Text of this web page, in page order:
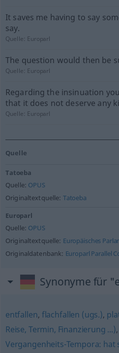
It saves me having to say
say.
Quelle: Europarl
The question would then be
Quelle: Europarl
Regarding the insinuation
that it does not deserve any
Quelle: Europarl
Quelle
Tatoeba
Quelle: OPUS
Originaltextquelle: Tatoeba
Europarl
Quelle: OPUS
Originaltextquelle: Europäisches
Originaldatenbank: Europarl Parallel
Synonyme für
entfallen, flachfallen (ugs.),
Reise, Termin, Finanzierung ...),
Vergangenheits-Tempora: hat